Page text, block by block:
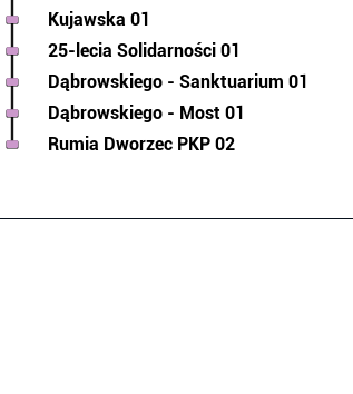
Kujawska 01
25-lecia Solidarności 01
Dąbrowskiego - Sanktuarium 01
Dąbrowskiego - Most 01
Rumia Dworzec PKP 02